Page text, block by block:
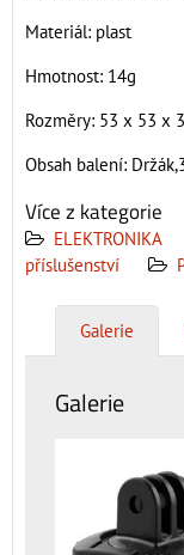
Materiál: plast
Hmotnost: 14g
Rozměry: 53 x 53 x
Obsah balení:
Více z kategorie
ELEKTRONIKA
příslušenství
Galerie
Galerie